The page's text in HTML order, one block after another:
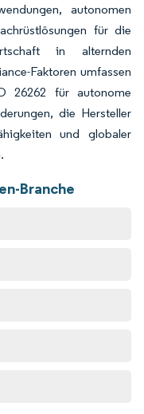
autonomen
für die
in alternden
Faktoren umfassen
26262 für autonome
die Hersteller
und globaler
Branche